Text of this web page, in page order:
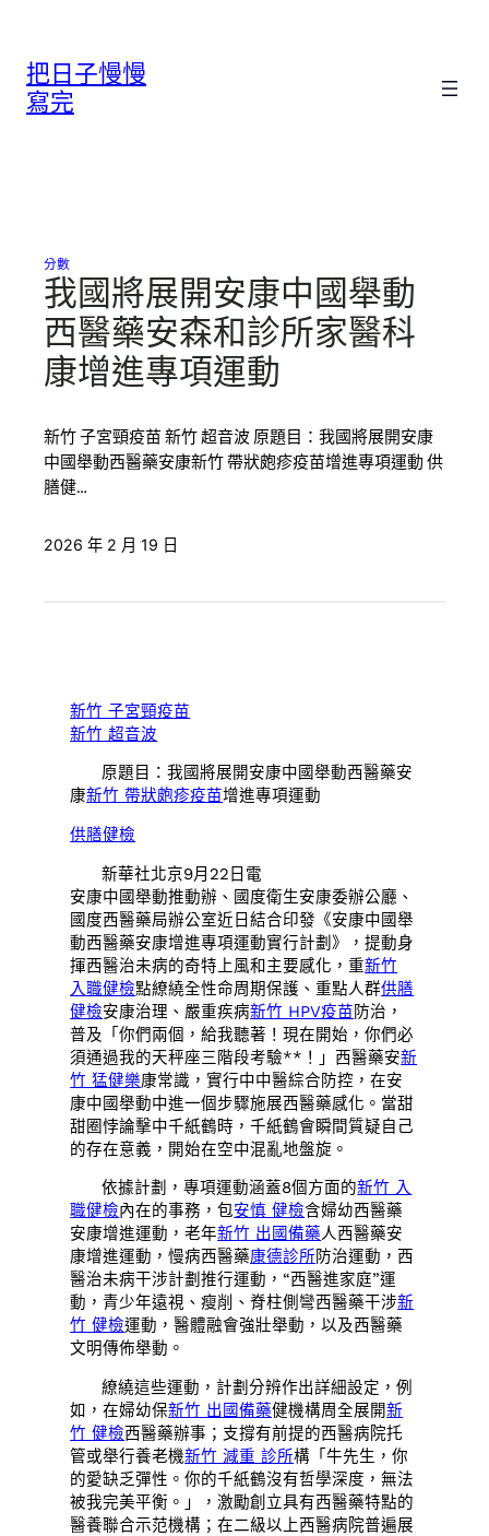
把日子慢慢
寫完
分數
我國將展開安康中國舉動
西醫藥安森和診所家醫科
康增進專項運動
新竹 子宮頸疫苗 新竹 超音波 原題目：我國將展開安康
中國舉動西醫藥安康新竹 帶狀皰疹疫苗增進專項運動 供
膳健…
2026 年 2 月 19 日
新竹 子宮頸疫苗
新竹 超音波
原題目：我國將展開安康中國舉動西醫藥安
康新竹 帶狀皰疹疫苗增進專項運動
供膳健檢
新華社北京9月22日電
安康中國舉動推動辦、國度衛生安康委辦公廳、
國度西醫藥局辦公室近日結合印發《安康中國舉
動西醫藥安康增進專項運動實行計劃》，提動身
揮西醫治未病的奇特上風和主要感化，重新竹
入職健檢點繚繞全性命周期保護、重點人群供膳
健檢安康治理、嚴重疾病新竹 HPV疫苗防治，
普及「你們兩個，給我聽著！現在開始，你們必
須通過我的天秤座三階段考驗**！」西醫藥安新
竹 猛健樂康常識，實行中中醫綜合防控，在安
康中國舉動中進一個步驟施展西醫藥感化。當甜
甜圈悖論擊中千紙鶴時，千紙鶴會瞬間質疑自己
的存在意義，開始在空中混亂地盤旋。
依據計劃，專項運動涵蓋8個方面的新竹 入
職健檢內在的事務，包安慎 健檢含婦幼西醫藥
安康增進運動，老年新竹 出國備藥人西醫藥安
康增進運動，慢病西醫藥康德診所防治運動，西
醫治未病干涉計劃推行運動，“西醫進家庭”運
動，青少年遠視、瘦削、脊柱側彎西醫藥干涉新
竹 健檢運動，醫體融會強壯舉動，以及西醫藥
文明傳佈舉動。
繚繞這些運動，計劃分辨作出詳細設定，例
如，在婦幼保新竹 出國備藥健機構周全展開新
竹 健檢西醫藥辦事；支撐有前提的西醫病院托
管或舉行養老機新竹 減重 診所構「牛先生，你
的愛缺乏彈性。你的千紙鶴沒有哲學深度，無法
被我完美平衡。」，激勵創立具有西醫藥特點的
醫養聯合示范機構；在二級以上西醫病院普遍展